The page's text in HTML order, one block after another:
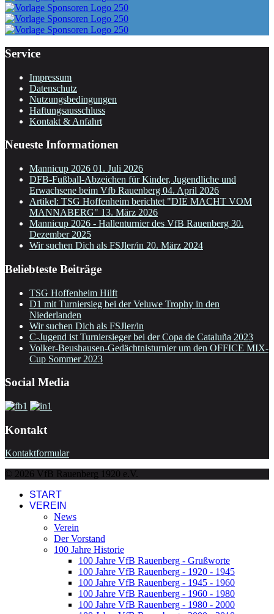
Service
Impressum
Datenschutz
Nutzungsbedingungen
Haftungsausschluss
Kontakt & Anfahrt
Neueste Informationen
Mannicup 2026 01. Juli 2026
DFB-Fußball-Abzeichen für Kinder, Jugendliche und
Erwachsene beim Vfb Rauenberg 04. April 2026
Artikel: TSG Hoffenheim berichtet "DIE MACHT VOM
MANNABERG" 13. März 2026
Mannicup 2026 - Hallenturnier des VfB Rauenberg 30.
Dezember 2025
Wir suchen Dich als FSJler/in 20. März 2024
Beliebteste Beiträge
TSG Hoffenheim Hilft
D1 mit Turniersieg bei der Veluwe Trophy in den
Niederlanden
Wir suchen Dich als FSJler/in
C-Jugend ist Turniersieger bei der Copa de Cataluña 2023
Volker-Beushausen-Gedächtnisturnier um den OFFICE MIX-
Cup Sommer 2023
Social Media
Kontakt
Kontaktformular
© 2026 VfB Rauenberg 1920 e.V.
START
VEREIN
News
Verein
Der Vorstand
100 Jahre Historie
100 Jahre VfB Rauenberg - Grußworte
100 Jahre VfB Rauenberg - 1920 - 1945
100 Jahre VfB Rauenberg - 1945 - 1960
100 Jahre VfB Rauenberg - 1960 - 1980
100 Jahre VfB Rauenberg - 1980 - 2000